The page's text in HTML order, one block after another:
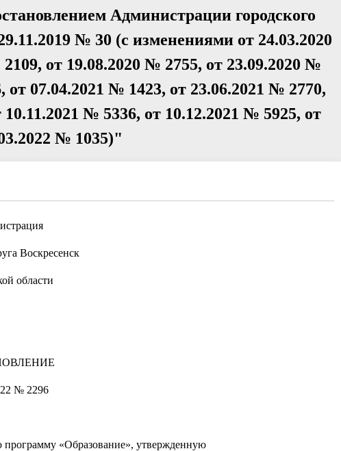
Администрации городского
№ 30 (с изменениями от 24.03.2020
от 19.08.2020 № 2755, от 23.09.2020 №
07.04.2021 № 1423, от 23.06.2021 № 2770,
№ 5336, от 10.12.2021 № 5925, от
№ 1035)"
Воскресенск
области
№ 2296
«Образование», утвержденную